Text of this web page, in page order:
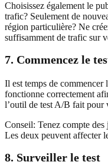
Choisissez également le
trafic? Seulement de
région particulière? Ne
suffisamment de trafic sur
7. Commencez le
Il est temps de
fonctionne correctement
l’outil de test A/B fait pour
Conseil: Tenez compte des
Les deux peuvent affecter
8. Surveiller le test